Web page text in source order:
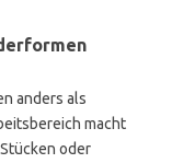
anders als
macht
oder